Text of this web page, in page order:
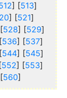
] [513]
] [521]
528] [529]
536] [537]
544] [545]
552] [553]
560]